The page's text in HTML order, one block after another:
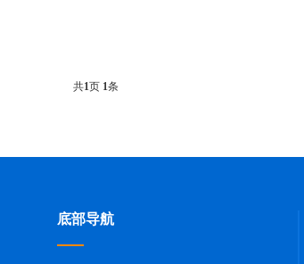
共1页 1条
底部导航